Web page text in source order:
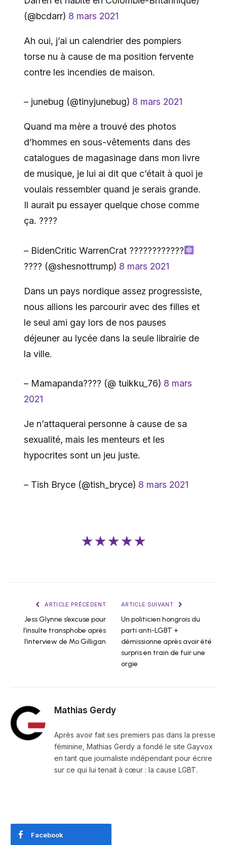
(@bcdarr) 8 mars 2021
Ah oui, j’ai un calendrier des pompiers
torse nu à cause de ma position fervente
contre les incendies de maison.
– junebug (@tinyjunebug) 8 mars 2021
Quand ma mère a trouvé des photos
d’hommes en sous-vêtements dans des
catalogues de magasinage dans mon livre
de musique, je lui ai dit que c’était à quoi je
voulais ressembler quand je serais grande.
Il aurait pu essayer quelque chose comme
ça. ????
– BidenCritic WarrenCrat ????????‍????
???? (@shesnottrump) 8 mars 2021
Dans un pays nordique assez progressiste,
nous allions les parcourir avec des filles et
le seul ami gay lors de nos pauses
déjeuner au lycée dans la seule librairie de
la ville.
– Mamapanda???? (@ tuikku_76) 8 mars
2021
Je n’attaquerai personne à cause de sa
sexualité, mais les menteurs et les
hypocrites sont un jeu juste.
– Tish Bryce (@tish_bryce) 8 mars 2021
★★★★★
ARTICLE PRÉCÉDENT
Jess Glynne s’excuse pour
l’insulte transphobe après
l’interview de Mo Gilligan
ARTICLE SUIVANT
Un politicien hongrois du
parti anti-LGBT +
démissionne après avoir été
surpris en train de fuir une
orgie
Mathias Gerdy
Après avoir fait ses premiers pas dans la presse
féminine, Mathias Gerdy a fondé le site Gayvox
en tant que journaliste indépendant pour écrire
sur ce qui lui tenait à cœur : la cause LGBT.
Facebook